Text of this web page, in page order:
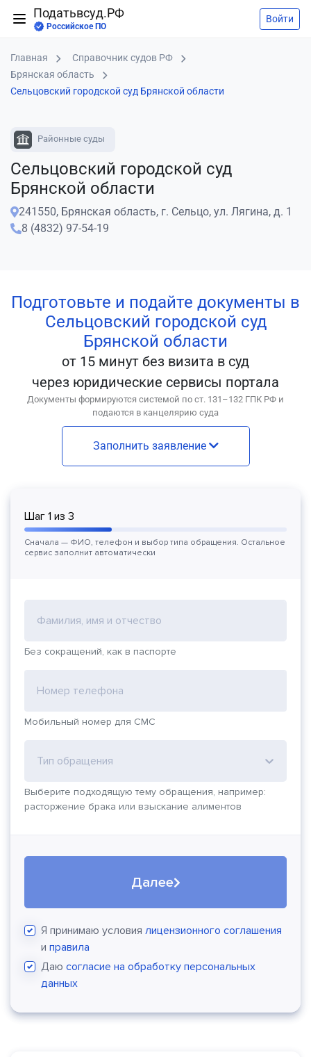
Податьвсуд.РФ
Российское ПО
Войти
Главная
Справочник судов РФ
Брянская область
Сельцовский городской суд Брянской области
Районные суды
Сельцовский городской суд
Брянской области
241550, Брянская область, г. Сельцо, ул. Лягина, д. 1
8 (4832) 97-54-19
Подготовьте и подайте документы в
Сельцовский городской суд
Брянской области
от 15 минут без визита в суд
через юридические сервисы портала
Документы формируются системой по ст. 131–132 ГПК РФ и
подаются в канцелярию суда
Заполнить заявление
Шаг 1 из 3
Сначала — ФИО, телефон и выбор типа обращения. Остальное
сервис заполнит автоматически
Фамилия, имя и отчество
Без сокращений, как в паспорте
Номер телефона
Мобильный номер для СМС
Тип обращения
Выберите подходящую тему обращения, например:
расторжение брака или взыскание алиментов
Далее
Я принимаю условия лицензионного соглашения
и правила
Даю согласие на обработку персональных
данных